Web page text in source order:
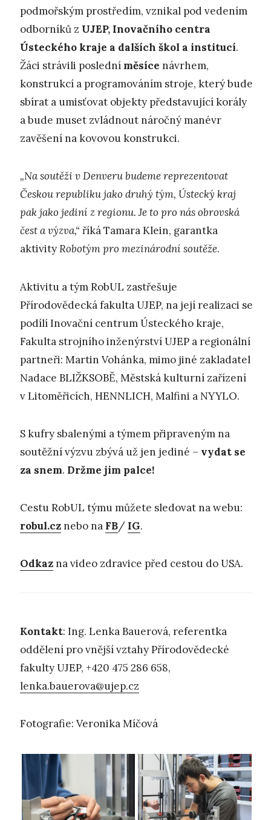
podmořským prostředím, vznikal pod vedením
odborníků z UJEP, Inovačního centra
Ústeckého kraje a dalších škol a institucí.
Žáci strávili poslední měsíce návrhem,
konstrukcí a programováním stroje, který bude
sbírat a umisťovat objekty představující korály
a bude muset zvládnout náročný manévr
zavěšení na kovovou konstrukci.
„Na soutěži v Denveru budeme reprezentovat
Českou republiku jako druhý tým, Ústecký kraj
pak jako jediní z regionu. Je to pro nás obrovská
čest a výzva,“ říká Tamara Klein, garantka
aktivityRobotým pro mezinárodní soutěže.
Aktivitu a tým RobUL zastřešuje
Přírodovědecká fakulta UJEP, na její realizaci se
podílí Inovační centrum Ústeckého kraje,
Fakulta strojního inženýrství UJEP a regionální
partneři: Martin Vohánka, mimo jiné zakladatel
Nadace BLIŽKSOBĚ, Městská kulturní zařízení
v Litoměřicích, HENNLICH, Malfini a NYYLO.
S kufry sbalenými a týmem připraveným na
soutěžní výzvu zbývá už jen jediné – vydat se
za snem. Držme jim palce!
Cestu RobUL týmu můžete sledovat na webu:
robul.cznebo na FB/ IG.
Odkazna video zdravice před cestou do USA.
Kontakt: Ing. Lenka Bauerová, referentka
oddělení pro vnější vztahy Přírodovědecké
fakulty UJEP, +420 475 286 658,
lenka.bauerova@ujep.cz
Fotografie: Veronika Míčová